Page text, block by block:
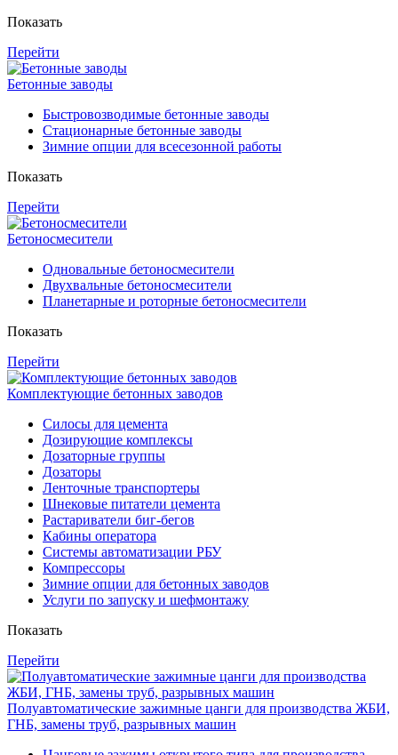
Показать
Перейти
Бетонные заводы
Быстровозводимые бетонные заводы
Стационарные бетонные заводы
Зимние опции для всесезонной работы
Показать
Перейти
Бетоносмесители
Одновальные бетоносмесители
Двухвальные бетоносмесители
Планетарные и роторные бетоносмесители
Показать
Перейти
Комплектующие бетонных заводов
Силосы для цемента
Дозирующие комплексы
Дозаторные группы
Дозаторы
Ленточные транспортеры
Шнековые питатели цемента
Растариватели биг-бегов
Кабины оператора
Системы автоматизации РБУ
Компрессоры
Зимние опции для бетонных заводов
Услуги по запуску и шефмонтажу
Показать
Перейти
Полуавтоматические зажимные цанги для производства ЖБИ,
ГНБ, замены труб, разрывных машин